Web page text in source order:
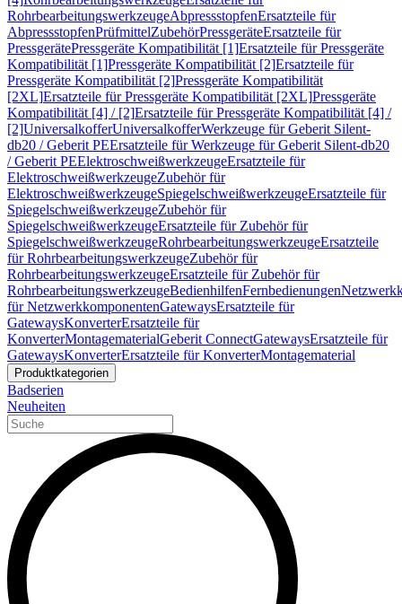
RohrbearbeitungswerkzeugeAbpressstopfenErsatzteile für
AbpressstopfenPrüfmittelZubehörPressgeräteErsatzteile für
PressgerätePressgeräte Kompatibilität [1]Ersatzteile für Pressgeräte
Kompatibilität [1]Pressgeräte Kompatibilität [2]Ersatzteile für
Pressgeräte Kompatibilität [2]Pressgeräte Kompatibilität
[2XL]Ersatzteile für Pressgeräte Kompatibilität [2XL]Pressgeräte
Kompatibilität [4] / [2]Ersatzteile für Pressgeräte Kompatibilität [4] /
[2]UniversalkofferUniversalkofferWerkzeuge für Geberit Silent-
db20 / Geberit PEErsatzteile für Werkzeuge für Geberit Silent-db20
/ Geberit PEElektroschweißwerkzeugeErsatzteile für
ElektroschweißwerkzeugeZubehör für
ElektroschweißwerkzeugeSpiegelschweißwerkzeugeErsatzteile für
SpiegelschweißwerkzeugeZubehör für
SpiegelschweißwerkzeugeErsatzteile für Zubehör für
SpiegelschweißwerkzeugeRohrbearbeitungswerkzeugeErsatzteile
für RohrbearbeitungswerkzeugeZubehör für
RohrbearbeitungswerkzeugeErsatzteile für Zubehör für
RohrbearbeitungswerkzeugeBedienhilfenFernbedienungen
für NetzwerkkomponentenGatewaysErsatzteile für
GatewaysKonverterErsatzteile für
KonverterMontagematerialGeberit ConnectGatewaysErsatzteile für
GatewaysKonverterErsatzteile für KonverterMontagematerial
Produktkategorien
Badserien
Neuheiten